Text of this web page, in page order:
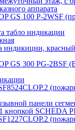
аппарата
GS 100 P-2WSF
табло индикации
GS 300 PG-2BSF
панели
кнопкой SCHEDA